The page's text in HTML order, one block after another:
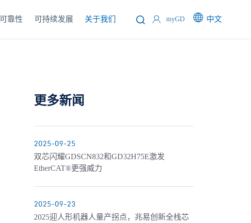
靠性 可持续发展 关于我们 myGD 中文
更多新闻
2025-09-25
双芯闪耀GDSCN832和GD32H75E激发
EtherCAT®更强威力
2025-09-23
2025迎人形机器人量产拐点，兆易创新全栈芯